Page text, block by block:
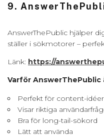
9.
AnswerThePublic hjälper
ställer i sökmotorer –
Länk: https://
Varför AnswerThePublic
Perfekt för content-idéer
Visar riktiga
Bra för long-tail-sökord
Lätt att använda